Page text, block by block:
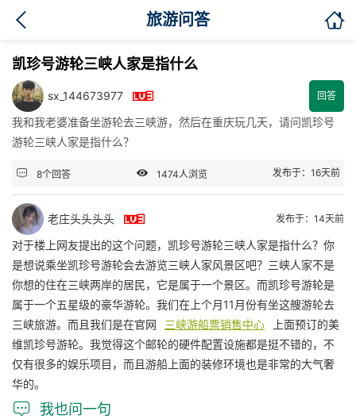
旅游问答 
凯珍号游轮三峡人家是指什么
sx_144673977  回答
我和我老婆准备坐游轮去三峡游，然后在重庆玩几天，请问凯珍号
游轮三峡人家是指什么？
 8个回答  1474人浏览 发布于：16天前
老庄头头头头  发布于：14天前
对于楼上网友提出的这个问题，凯珍号游轮三峡人家是指什么？你
是想说乘坐凯珍号游轮会去游览三峡人家风景区吧？三峡人家不是
你想的住在三峡两岸的居民，它是属于一个景区。而凯珍号游轮是
属于一个五星级的豪华游轮。我们在上个月11月份有坐这艘游轮去
三峡旅游。而且我们是在官网
三峡游船票销售中心
上面预订的美
维凯珍号游轮。我觉得这个邮轮的硬件配置设施都是挺不错的，不
仅有很多的娱乐项目，而且游船上面的装修环境也是非常的大气奢
华的。
 我也问一句